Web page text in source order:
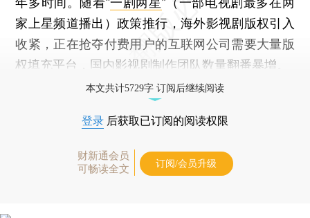
家上星频道播出）政策推行，海外影视剧版权引入
收紧，正在抢夺付费用户的互联网公司需要大量版
权填充平台，国内影视剧制作团队数量翻番暴增。
本文共计5729字 订阅后继续阅读
登录 后获取已订阅的阅读权限
财新通会员
可畅读全文
订阅/会员升级